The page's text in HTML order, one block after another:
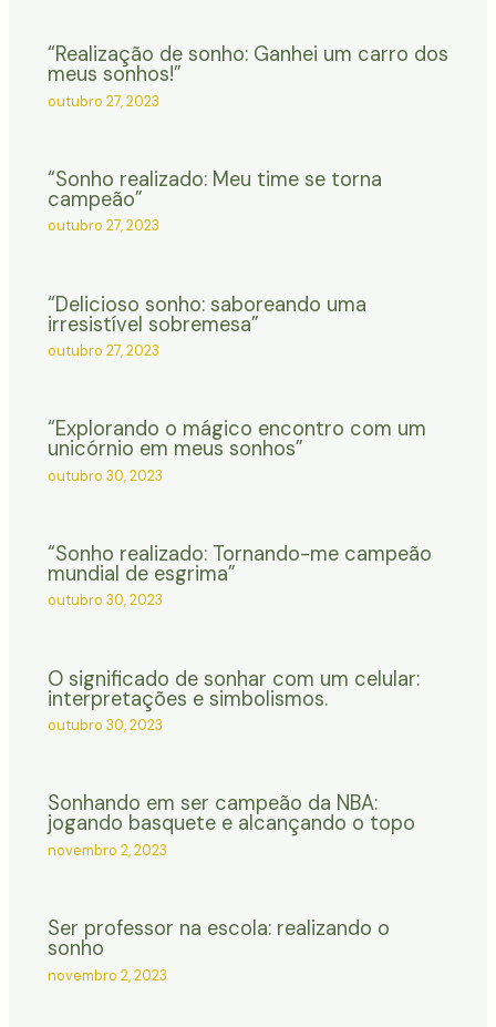
“Realização de sonho: Ganhei um carro dos
meus sonhos!”
outubro 27, 2023
“Sonho realizado: Meu time se torna
campeão”
outubro 27, 2023
“Delicioso sonho: saboreando uma
irresistível sobremesa”
outubro 27, 2023
“Explorando o mágico encontro com um
unicórnio em meus sonhos”
outubro 30, 2023
“Sonho realizado: Tornando-me campeão
mundial de esgrima”
outubro 30, 2023
O significado de sonhar com um celular:
interpretações e simbolismos.
outubro 30, 2023
Sonhando em ser campeão da NBA:
jogando basquete e alcançando o topo
novembro 2, 2023
Ser professor na escola: realizando o
sonho
novembro 2, 2023